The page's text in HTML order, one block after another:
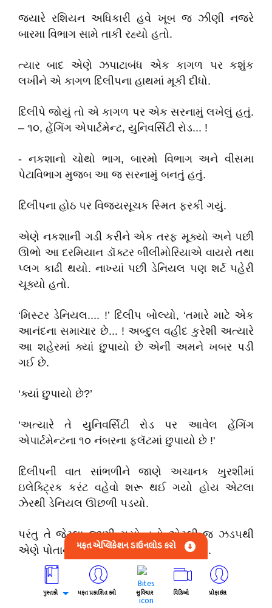
જ્યારે રશિયન અધિકારી હવે ખૂબ જ ઝીણી નજરે
બારમા વિભાગ સામે તાકી રહ્યો હતો.
ત્યાર બાદ એણે ઝપાટાબંધ એક કાગળ પર કશુંક
લખીને એ કાગળ દિલીપના હાથમાં મૂકી દીધો.
દિલીપે જોયું તો એ કાગળ પર એક સરનામું લખેલું હતું.
– ૧૦, હેંગિંગ એપાર્ટમેન્ટ, યુનિવર્સિટી રોડ... !
- નકશાનો ચોથો ભાગ, બારમો વિભાગ અને વીસમા
પેટાવિભાગ મુજબ આ જ સરનામું બનતું હતું.
દિલીપના હોઠ પર વિજયસૂચક સ્મિત ફરકી ગયું.
એણે નકશાની ગડી કરીને એક તરફ મૂક્યો અને પછી
ઊભો આ દરમિયાન ડૉક્ટર બીલીમોરિયાએ વાયરો તથા
પ્લગ કાઢી થયો. નાખ્યાં પછી ડેનિયલ પણ શર્ટ પહેરી
ચૂક્યો હતો.
‘મિસ્ટર ડેનિયલ.... !’ દિલીપ બોલ્યો, ‘તમારે માટે એક
આનંદના સમાચાર છે... ! અબ્દુલ વહીદ કુરેશી અત્યારે
આ શહેરમાં ક્યાં છુપાયો છે એની અમને ખબર પડી
ગઈ છે.
‘ક્યાં છુપાયો છે?’
‘અત્યારે તે યુનિવર્સિટી રોડ પર આવેલ હેંગિંગ
એપાર્ટમેન્ટના ૧૦ નંબરના ફ્લૅટમાં છુપાયો છે !'
દિલીપની વાત સાંભળીને જાણે અચાનક ખુરશીમાં
ઇલેક્ટ્રિક કરંટ વહેવો શરૂ થઈ ગયો હોય એટલા
ઝેરથી ડેનિયલ ઊછળી પડયો.
પરંતુ તે જેટલા જાણી ગયો હતો એટલી જ ઝડપથી
એણે પોતાની જાત પર કાબૂ પણ મેળવી લીધી.
એનો ચહેરો પુનઃ નિર્વિકાર બની ગયો.
મફત એપ્લિકેશન ડાઉનલોડ કરો
પુસ્તકો મફત પ્રકાશિત કરો સુવિચાર વિડિઓ પ્રોફાઈલ